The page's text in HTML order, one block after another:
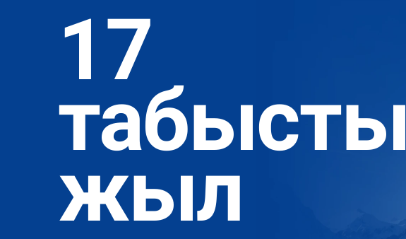
17
табысты
жыл